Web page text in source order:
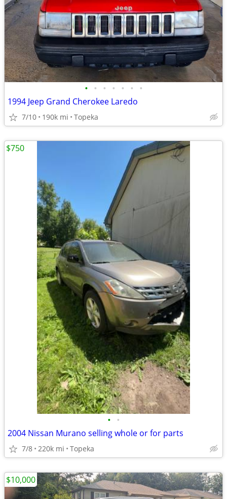
• • • • • • •
1994 Jeep Grand Cherokee Laredo
7/10 190k mi Topeka
• •
2004 Nissan Murano selling whole or for parts
7/8 220k mi Topeka
$750
$10,000